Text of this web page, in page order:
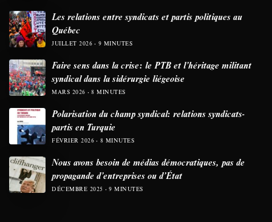
Les relations entre syndicats et partis politiques au
Québec
JUILLET 2026 9 MINUTES
Faire sens dans la crise: le PTB et l’héritage militant
syndical dans la sidérurgie liégeoise
MARS 2026 8 MINUTES
Polarisation du champ syndical: relations syndicats-
partis en Turquie
FÉVRIER 2026 8 MINUTES
Nous avons besoin de médias démocratiques, pas de
propagande d’entreprises ou d’État
DÉCEMBRE 2025 9 MINUTES